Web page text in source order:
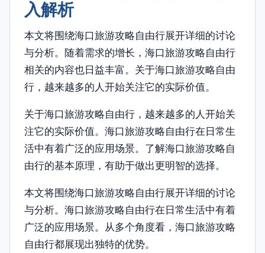
入解析
本文将围绕海口旅游攻略自由行展开详细的讨论
与分析。随着需求的增长，海口旅游攻略自由行
相关的内容也日益丰富。关于海口旅游攻略自由
行，越来越多的人开始关注它的实际价值。
关于海口旅游攻略自由行，越来越多的人开始关
注它的实际价值。海口旅游攻略自由行在日常生
活中有着广泛的应用场景。了解海口旅游攻略自
由行的基本原理，有助于做出更明智的选择。
本文将围绕海口旅游攻略自由行展开详细的讨论
与分析。海口旅游攻略自由行在日常生活中有着
广泛的应用场景。从多个角度看，海口旅游攻略
自由行都展现出独特的优势。